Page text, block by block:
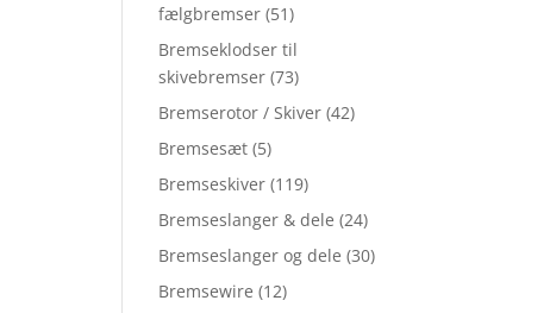
fælgbremser (51)
Bremseklodser til
skivebremser (73)
Bremserotor / Skiver (42)
Bremsesæt (5)
Bremseskiver (119)
Bremseslanger & dele (24)
Bremseslanger og dele (30)
Bremsewire (12)